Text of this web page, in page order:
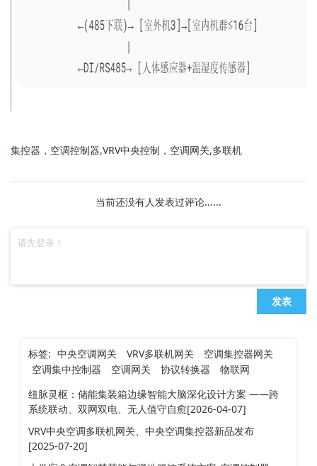
集控器，空调控制器,VRV中央控制，空调网关,多联机
当前还没有人发表过评论......
发表
标签: 中央空调网关 VRV多联机网关
空调集控器网关
空调集中控制器
空调网关 协议转换器
物联网
纽脉灵枢：储能集装箱边缘智能大脑深化设计方案 ——跨
系统联动、双网双电、无人值守自愈[2026-04-07]
VRV中央空调多联机网关、中央空调集控器新品发布
[2025-07-20]